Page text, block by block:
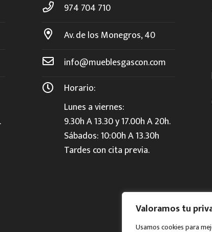
Valoramos tu
Usamos cookies para
974 704 710
Av. de los Monegros, 40
info@mueblesgascon.com
Horario:
Lunes a viernes:
9.30h A 13.30 y 17.00h A 20h.
Sábados: 10:00h A 13.30h
Tardes con cita previa.